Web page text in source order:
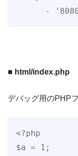
-
■ html/index.php
デバッグ用のPHP
<?php
$a = 1;